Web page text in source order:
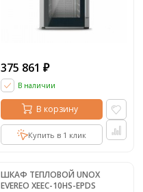
375 861 ₽
В наличии
В корзину
Купить в 1 клик
ШКАФ ТЕПЛОВОЙ UNOX
EVEREO XEEC-10HS-EPDS